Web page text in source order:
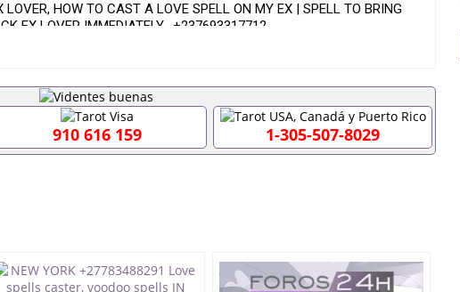
HOW TO CAST A LOVE SPELL ON MY EX | SPELL TO BRING
EX LOVER IMMEDIATELY -+237693317712
on My Ex | 24 hour Lost Love Spell Call +237693317712
910 616 159 1-305-507-8029